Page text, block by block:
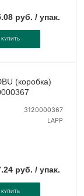
руб. / упак.
КУПИТЬ
(коробка)
3120000367
LAPP
руб. / упак.
КУПИТЬ